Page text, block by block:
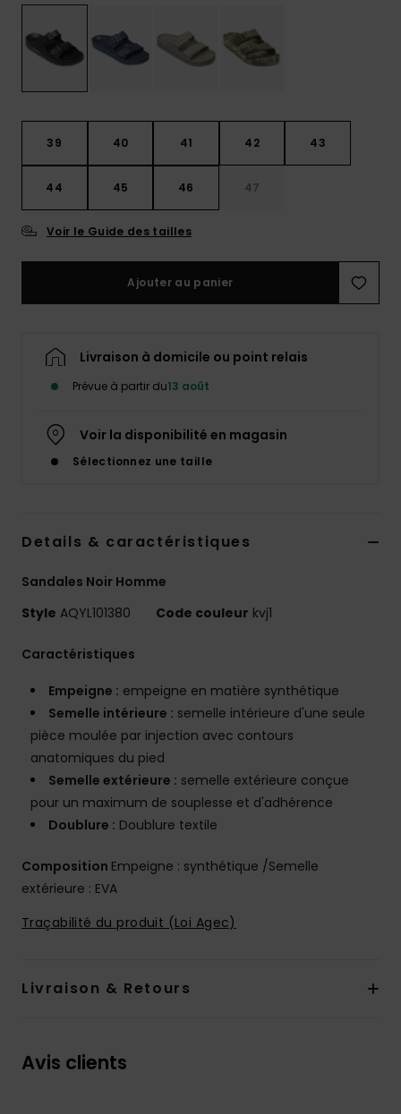
les plus
fréquentes
et notre
contact.
Consulter
la FAQ
39 40 41 42 43
44 45 46 47
Voir le Guide des tailles
Ajouter au panier
Livraison à domicile ou point relais
Prévue à partir du13 août
Voir la disponibilité en magasin
Sélectionnez une taille
Details & caractéristiques
Sandales Noir Homme
Style AQYL101380 Code couleur kvj1
Caractéristiques
Empeigne : empeigne en matière synthétique
Semelle intérieure : semelle intérieure d'une seule
pièce moulée par injection avec contours
anatomiques du pied
Semelle extérieure : semelle extérieure conçue
pour un maximum de souplesse et d'adhérence
Doublure : Doublure textile
Composition Empeigne : synthétique /Semelle
extérieure : EVA
Traçabilité du produit (Loi Agec)
Livraison & Retours
Avis clients